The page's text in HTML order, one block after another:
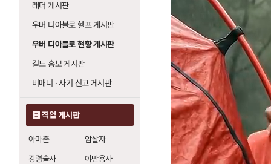
래더 게시판
우버 디아블로 헬프 게시판
우버 디아블로 현황 게시판
길드 홍보 게시판
비매너 · 사기 신고 게시판
직업 게시판
아마존
암살자
강령술사
야만용사